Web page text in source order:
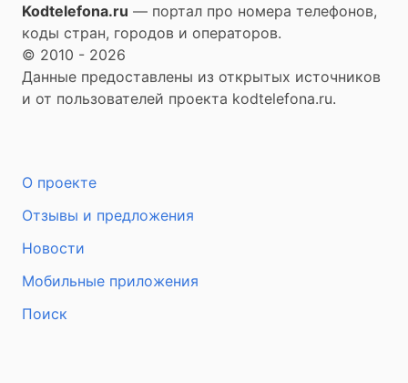
Kodtelefona.ru — портал про номера телефонов,
коды стран, городов и операторов.
© 2010 - 2026
Данные предоставлены из открытых источников
и от пользователей проекта kodtelefona.ru.
О проекте
Отзывы и предложения
Новости
Мобильные приложения
Поиск